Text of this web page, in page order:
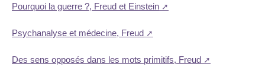
Pourquoi la guerre ?, Freud et Einstein
Psychanalyse et médecine, Freud
Des sens opposés dans les mots primitifs, Freud